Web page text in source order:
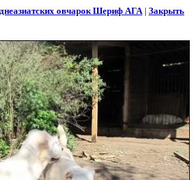
овчарок Шериф АГА| Закрыть